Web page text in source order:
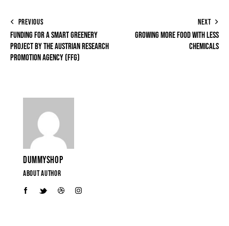
PREVIOUS
FUNDING FOR A SMART GREENERY
PROJECT BY THE AUSTRIAN RESEARCH
PROMOTION AGENCY (FFG)
NEXT
GROWING MORE FOOD WITH LESS
CHEMICALS
DUMMYSHOP
ABOUT AUTHOR